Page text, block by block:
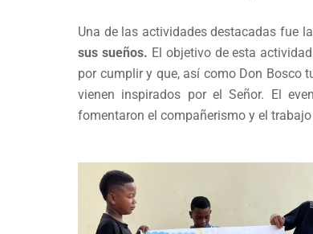
Una de las actividades destacadas fue
sus sueños. El objetivo de esta
por cumplir y que, así como Don Bosco
vienen inspirados por el Señor. El
fomentaron el compañerismo y el